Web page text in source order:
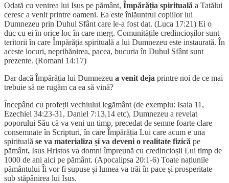
Odată cu venirea lui Isus pe pământ, Împărăția spirituală a Tatălui
ceresc a venit printre oameni. Ea este înlăuntrul copiilor lui
Dumnezeu prin Duhul Sfânt care le-a fost dat. (Luca 17:21) Ei o
duc cu ei în orice loc în care merg. Comunitățile credincioșilor sunt
teritorii în care Împărăția spirituală a lui Dumnezeu este instaurată. În
aceste locuri, neprihănirea, pacea, bucuria în Duhul Sfânt sunt
prezente. (Romani 14:17)
Dar dacă Împărăția lui Dumnezeu a venit deja printre noi de ce mai
trebuie să ne rugăm ca ea să vină?
Începând cu profeții vechiului legământ (de exemplu: Isaia 11,
Ezechiel 34:23-31, Daniel 7:13,14 etc), Dumnezeu a revelat
poporului Său că va veni un timp, precedat de semne foarte clare
consemnate în Scripturi, în care Împărăția Lui care acum e una
spirituală se va materializa și va deveni o realitate fizică pe
pământ. Isus Hristos va domni împreună cu credincioșii Lui timp de
1000 de ani aici pe pământ. (Apocalipsa 20:1-6) Toate națiunile
pământului Îi vor fi supuse și lumea va trăi în pace și prosperitate
sub stăpânirea lui Isus.